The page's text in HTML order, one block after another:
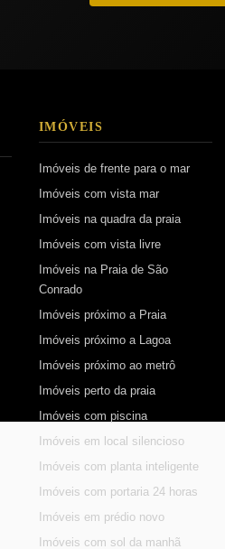
IMÓVEIS
Imóveis de frente para o mar
Imóveis com vista mar
Imóveis na quadra da praia
Imóveis com vista livre
Imóveis na Praia de São
Conrado
Imóveis próximo a Praia
Imóveis próximo a Lagoa
Imóveis próximo ao metrô
Imóveis perto da praia
Imóveis com piscina
Imóveis em local silencioso
Imóveis com planta inteligente
Imóveis com portaria 24 horas
Imóveis em prédio novo
Imóveis com sol da manhã